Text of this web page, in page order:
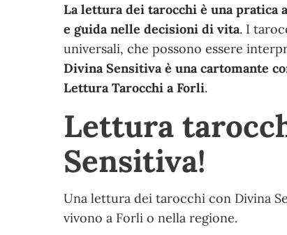
La lettura dei tarocchi è una pratica
e guida nelle decisioni di vita. I
universali, che possono essere
Divina Sensitiva è una cartomante
Lettura Tarocchi a Forli.
Lettura
Sensitiva!
Una lettura dei tarocchi con Divina
vivono a Forli o nella regione.